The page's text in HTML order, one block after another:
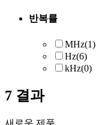
반복률
MHz(1)
Hz(6)
kHz(0)
7 결과